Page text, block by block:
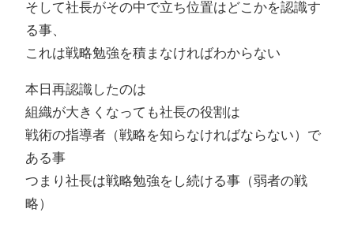
そして社長がその中で立ち位置はどこかを認識す
る事、
これは戦略勉強を積まなければわからない
本日再認識したのは
組織が大きくなっても社長の役割は
戦術の指導者（戦略を知らなければならない）で
ある事
つまり社長は戦略勉強をし続ける事（弱者の戦
略）